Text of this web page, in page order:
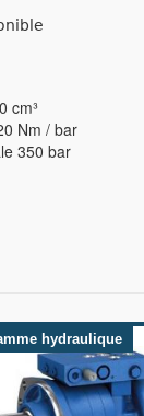
cm³
Nm / bar
350 bar
hydraulique